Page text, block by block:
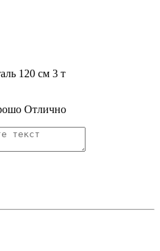
120 см 3 т
Отлично